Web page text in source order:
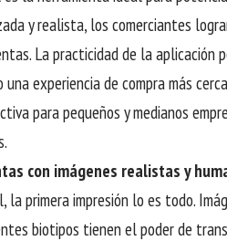
y realista, los comerciantes
La practicidad de la aplicación
una experiencia de compra más
para pequeños y medianos
con imágenes realistas y
la primera impresión lo es todo.
biotipos tienen el poder de